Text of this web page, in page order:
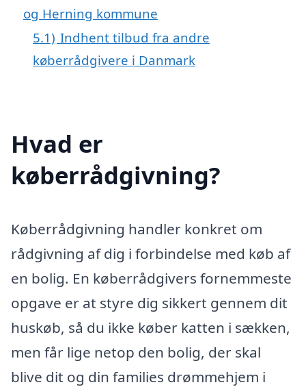
og Herning kommune
5.1) Indhent tilbud fra andre
køberrådgivere i Danmark
Hvad er
køberrådgivning?
Køberrådgivning handler konkret om
rådgivning af dig i forbindelse med køb af
en bolig. En køberrådgivers fornemmeste
opgave er at styre dig sikkert gennem dit
huskøb, så du ikke køber katten i sækken,
men får lige netop den bolig, der skal
blive dit og din families drømmehjem i